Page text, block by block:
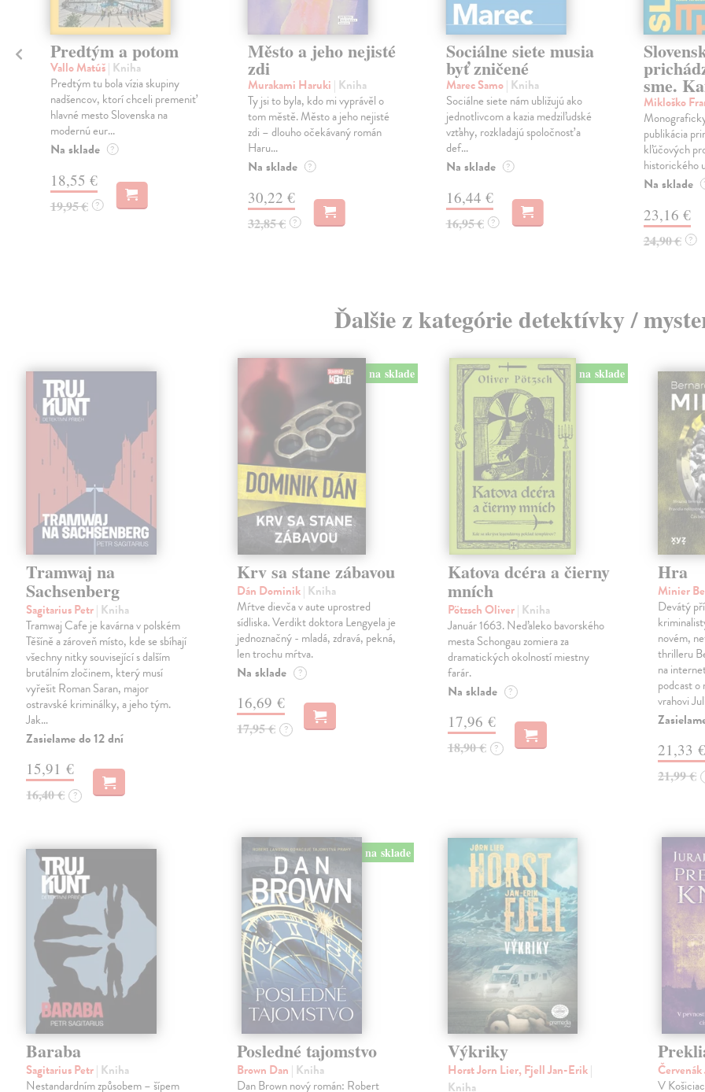
Predtým a potom
Vallo Matúš| Kniha
Predtým tu bola vízia skupiny
nadšencov, ktorí chceli premeniť
hlavné mesto Slovenska na
modernú eur...
Na sklade ?
18,55 €
19,95 € ?
Město a jeho nejisté
zdi
Murakami Haruki | Kniha
Ty jsi to byla, kdo mi vyprávěl o
tom městě. Město a jeho nejisté
zdi – dlouho očekávaný román
Haru...
Na sklade ?
30,22 €
32,85 € ?
Sociálne siete musia
byť zničené
Marec Samo| Kniha
Sociálne siete nám ubližujú ako
jednotlivcom a kazia medziľudské
vzťahy, rozkladajú spoločnosť a
def...
Na sklade ?
16,44 €
16,95 € ?
sme.
Mikloško
publikácia
kľúčových
historického
Na sklade
23,16 €
24,90 € ?
Ďalšie z kategórie detektívky /
Tramwaj na
Sachsenberg
Sagitarius Petr| Kniha
Tramwaj Cafe je kavárna v polském
Těšíně a zároveň místo, kde se sbíhají
všechny nitky související s dalším
brutálním zločinem, který musí
vyřešit Roman Saran, major
ostravské kriminálky, a jeho tým.
Jak…
Zasielame do 12 dní
15,91 €
16,40 € ?
na sklade
Krv sa stane zábavou
Dán Dominik| Kniha
Mŕtve dievča v aute uprostred
sídliska. Verdikt doktora Lengyela je
jednoznačný - mladá, zdravá, pekná,
len trochu mŕtva.
Na sklade ?
16,69 €
17,95 € ?
na sklade
Katova dcéra a čierny
mních
Pötzsch Oliver| Kniha
Január 1663. Neďaleko bavorského
mesta Schongau zomiera za
dramatických okolností miestny
farár.
Na sklade ?
17,96 €
18,90 € ?
Hra
Minier
Devátý
novém,
thrilleru
na
podcast
vrahovi
21,33 €
21,99 €
Baraba
Sagitarius Petr| Kniha
Nestandardním způsobem – šípem
na sklade
Posledné tajomstvo
Brown Dan | Kniha
Dan Brown nový román: Robert
Výkriky
Horst Jorn Lier, Fjell Jan-Erik|
Kniha
Červenák
V